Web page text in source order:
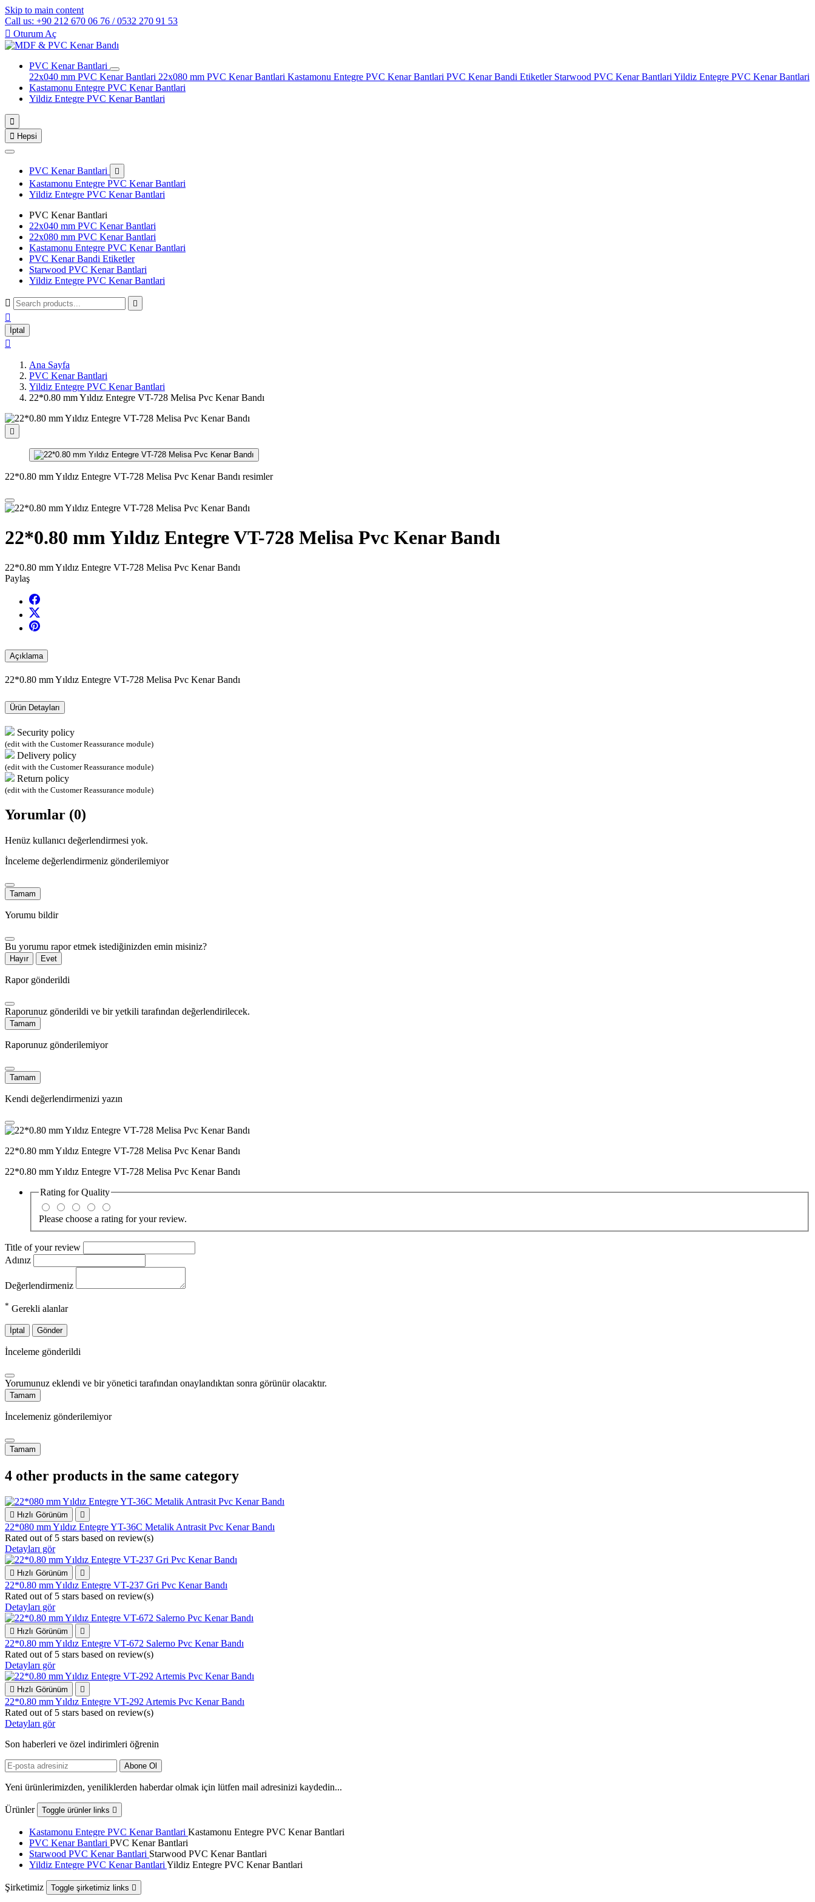
Skip to main content
Call us: +90 212 670 06 76 / 0532 270 91 53
 Oturum Aç
PVC Kenar Bantlari
22x040 mm PVC Kenar Bantlari 22x080 mm PVC Kenar Bantlari Kastamonu Entegre PVC Kenar Bantlari PVC Kenar Bandi Etiketler Starwood PVC Kenar Bantlari Yildiz Entegre PVC Kenar Bantlari
Kastamonu Entegre PVC Kenar Bantlari
Yildiz Entegre PVC Kenar Bantlari

 Hepsi
PVC Kenar Bantlari 
Kastamonu Entegre PVC Kenar Bantlari
Yildiz Entegre PVC Kenar Bantlari
PVC Kenar Bantlari
22x040 mm PVC Kenar Bantlari
22x080 mm PVC Kenar Bantlari
Kastamonu Entegre PVC Kenar Bantlari
PVC Kenar Bandi Etiketler
Starwood PVC Kenar Bantlari
Yildiz Entegre PVC Kenar Bantlari
 

İptal

Ana Sayfa
PVC Kenar Bantlari
Yildiz Entegre PVC Kenar Bantlari
22*0.80 mm Yıldız Entegre VT-728 Melisa Pvc Kenar Bandı

22*0.80 mm Yıldız Entegre VT-728 Melisa Pvc Kenar Bandı resimler
22*0.80 mm Yıldız Entegre VT-728 Melisa Pvc Kenar Bandı
22*0.80 mm Yıldız Entegre VT-728 Melisa Pvc Kenar Bandı
Paylaş
Açıklama
22*0.80 mm Yıldız Entegre VT-728 Melisa Pvc Kenar Bandı
Ürün Detayları
Security policy
(edit with the Customer Reassurance module)
Delivery policy
(edit with the Customer Reassurance module)
Return policy
(edit with the Customer Reassurance module)
Yorumlar (0)
Henüz kullanıcı değerlendirmesi yok.
İnceleme değerlendirmeniz gönderilemiyor
Tamam
Yorumu bildir
Bu yorumu rapor etmek istediğinizden emin misiniz?
Hayır Evet
Rapor gönderildi
Raporunuz gönderildi ve bir yetkili tarafından değerlendirilecek.
Tamam
Raporunuz gönderilemiyor
Tamam
Kendi değerlendirmenizi yazın
22*0.80 mm Yıldız Entegre VT-728 Melisa Pvc Kenar Bandı
22*0.80 mm Yıldız Entegre VT-728 Melisa Pvc Kenar Bandı
Rating forQuality
Please choose a rating for your review.
Title of your review
Adınız
Değerlendirmeniz
* Gerekli alanlar
İptal Gönder
İnceleme gönderildi
Yorumunuz eklendi ve bir yönetici tarafından onaylandıktan sonra görünür olacaktır.
Tamam
İncelemeniz gönderilemiyor
Tamam
4 other products in the same category
 Hızlı Görünüm 
22*080 mm Yıldız Entegre YT-36C Metalik Antrasit Pvc Kenar Bandı
Rated out of 5 stars based on review(s)
Detayları gör
 Hızlı Görünüm 
22*0.80 mm Yıldız Entegre VT-237 Gri Pvc Kenar Bandı
Rated out of 5 stars based on review(s)
Detayları gör
 Hızlı Görünüm 
22*0.80 mm Yıldız Entegre VT-672 Salerno Pvc Kenar Bandı
Rated out of 5 stars based on review(s)
Detayları gör
 Hızlı Görünüm 
22*0.80 mm Yıldız Entegre VT-292 Artemis Pvc Kenar Bandı
Rated out of 5 stars based on review(s)
Detayları gör
Son haberleri ve özel indirimleri öğrenin
Yeni ürünlerimizden, yeniliklerden haberdar olmak için lütfen mail adresinizi kaydedin...
Ürünler Toggle ürünler links 
Kastamonu Entegre PVC Kenar Bantlari Kastamonu Entegre PVC Kenar Bantlari
PVC Kenar Bantlari PVC Kenar Bantlari
Starwood PVC Kenar Bantlari Starwood PVC Kenar Bantlari
Yildiz Entegre PVC Kenar Bantlari Yildiz Entegre PVC Kenar Bantlari
Şirketimiz Toggle şirketimiz links 